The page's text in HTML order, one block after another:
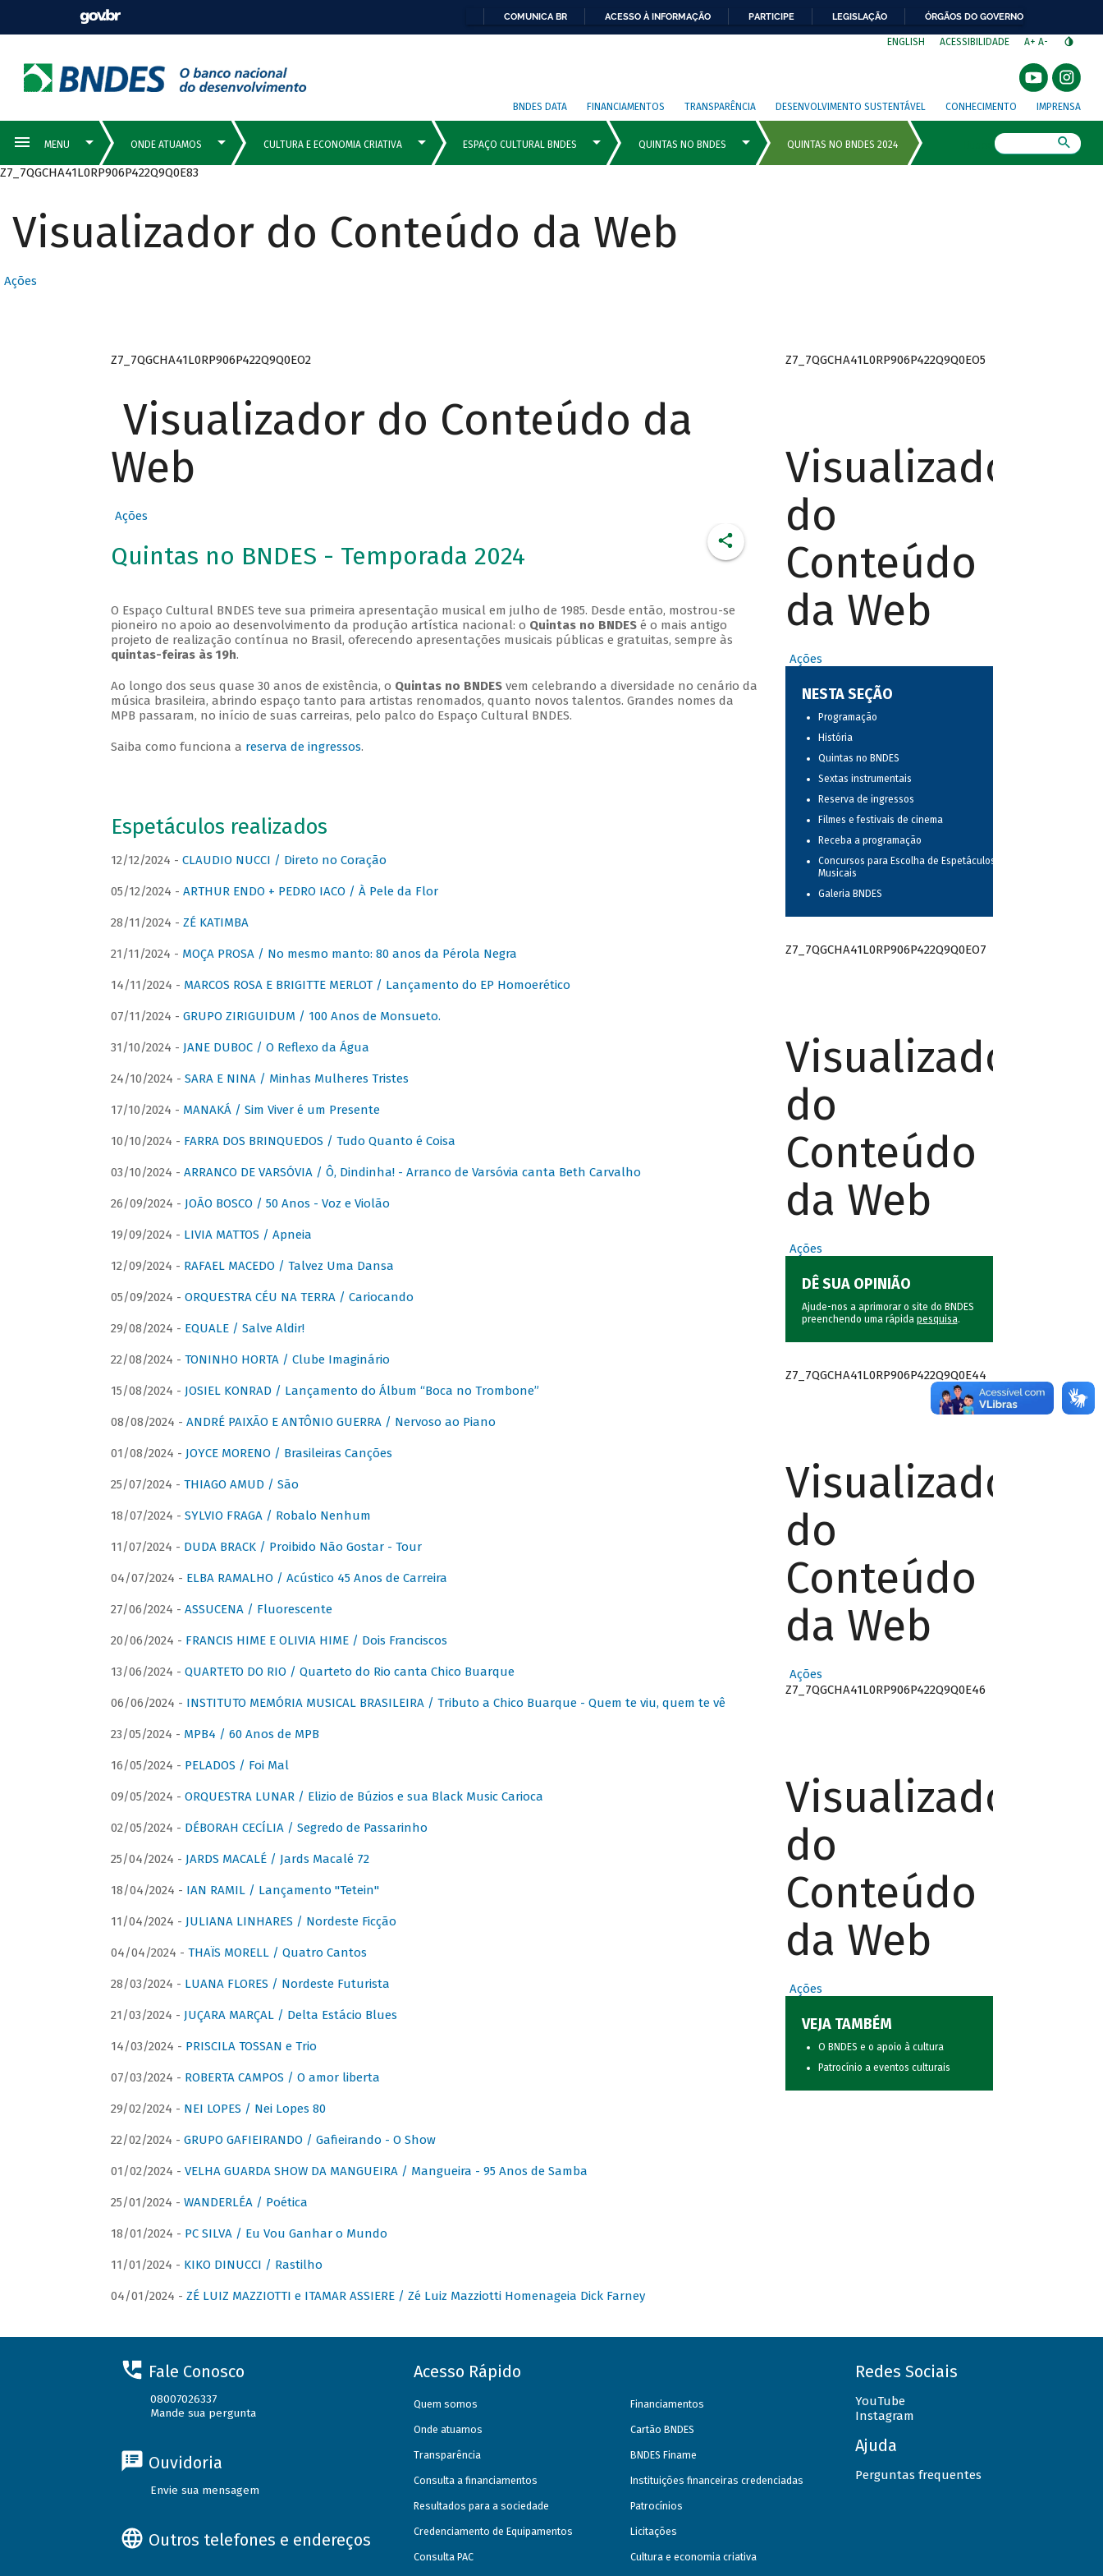
COMUNICA BR ACESSO À INFORMAÇÃO PARTICIPE LEGISLAÇÃO ÓRGÃOS DO GOVERNO
ENGLISH ACESSIBILIDADE A+ A-
BNDES DATA FINANCIAMENTOS TRANSPARÊNCIA DESENVOLVIMENTO SUSTENTÁVEL CONHECIMENTO IMPRENSA
Z7_7QGCHA41L0RP906P422Q9Q0E83
Visualizador do Conteúdo da Web
Ações
Z7_7QGCHA41L0RP906P422Q9Q0EO2
Visualizador do Conteúdo da
Web
Ações
Quintas no BNDES - Temporada 2024
O Espaço Cultural BNDES teve sua primeira apresentação musical em julho de 1985. Desde então, mostrou-se
pioneiro no apoio ao desenvolvimento da produção artística nacional: o Quintas no BNDESé o mais antigo
projeto de realização contínua no Brasil, oferecendo apresentações musicais públicas e gratuitas, sempre às
quintas-feiras às 19h.
Ao longo dos seus quase 30 anos de existência, o Quintas no BNDESvem celebrando a diversidade no cenário da
música brasileira, abrindo espaço tanto para artistas renomados, quanto novos talentos. Grandes nomes da
MPB passaram, no início de suas carreiras, pelo palco do Espaço Cultural BNDES.
Saiba como funciona a reserva de ingressos.
Espetáculos realizados
12/12/2024 - CLAUDIO NUCCI / Direto no Coração
05/12/2024 - ARTHUR ENDO + PEDRO IACO / À Pele da Flor
28/11/2024 - ZÉ KATIMBA
21/11/2024 - MOÇA PROSA / No mesmo manto: 80 anos da Pérola Negra
14/11/2024 - MARCOS ROSA E BRIGITTE MERLOT / Lançamento do EP Homoerético
07/11/2024 - GRUPO ZIRIGUIDUM / 100 Anos de Monsueto.
31/10/2024 - JANE DUBOC / O Reflexo da Água
24/10/2024 - SARA E NINA / Minhas Mulheres Tristes
17/10/2024 - MANAKÁ / Sim Viver é um Presente
10/10/2024 - FARRA DOS BRINQUEDOS / Tudo Quanto é Coisa
03/10/2024 - ARRANCO DE VARSÓVIA / Ô, Dindinha! - Arranco de Varsóvia canta Beth Carvalho
26/09/2024 - JOÃO BOSCO / 50 Anos - Voz e Violão
19/09/2024 - LIVIA MATTOS / Apneia
12/09/2024 - RAFAEL MACEDO / Talvez Uma Dansa
05/09/2024 - ORQUESTRA CÉU NA TERRA / Cariocando
29/08/2024 - EQUALE / Salve Aldir!
22/08/2024 - TONINHO HORTA / Clube Imaginário
15/08/2024 - JOSIEL KONRAD / Lançamento do Álbum “Boca no Trombone”
08/08/2024 - ANDRÉ PAIXÃO E ANTÔNIO GUERRA / Nervoso ao Piano
01/08/2024 - JOYCE MORENO / Brasileiras Canções
25/07/2024 - THIAGO AMUD / São
18/07/2024 - SYLVIO FRAGA / Robalo Nenhum
11/07/2024 - DUDA BRACK / Proibido Não Gostar - Tour
04/07/2024 - ELBA RAMALHO / Acústico 45 Anos de Carreira
27/06/2024 - ASSUCENA / Fluorescente
20/06/2024 - FRANCIS HIME E OLIVIA HIME / Dois Franciscos
13/06/2024 - QUARTETO DO RIO / Quarteto do Rio canta Chico Buarque
06/06/2024 - INSTITUTO MEMÓRIA MUSICAL BRASILEIRA / Tributo a Chico Buarque - Quem te viu, quem te vê
23/05/2024 - MPB4 / 60 Anos de MPB
16/05/2024 - PELADOS / Foi Mal
09/05/2024 - ORQUESTRA LUNAR / Elizio de Búzios e sua Black Music Carioca
02/05/2024 - DÉBORAH CECÍLIA / Segredo de Passarinho
25/04/2024 - JARDS MACALÉ / Jards Macalé 72
18/04/2024 - IAN RAMIL / Lançamento "Tetein"
11/04/2024 - JULIANA LINHARES / Nordeste Ficção
04/04/2024 - THAÏS MORELL / Quatro Cantos
28/03/2024 - LUANA FLORES / Nordeste Futurista
21/03/2024 - JUÇARA MARÇAL / Delta Estácio Blues
14/03/2024 - PRISCILA TOSSAN e Trio
07/03/2024 - ROBERTA CAMPOS / O amor liberta
29/02/2024 - NEI LOPES / Nei Lopes 80
22/02/2024 - GRUPO GAFIEIRANDO / Gafieirando - O Show
01/02/2024 - VELHA GUARDA SHOW DA MANGUEIRA / Mangueira - 95 Anos de Samba
25/01/2024 - WANDERLÉA / Poética
18/01/2024 - PC SILVA / Eu Vou Ganhar o Mundo
11/01/2024 - KIKO DINUCCI / Rastilho
04/01/2024 - ZÉ LUIZ MAZZIOTTI e ITAMAR ASSIERE / Zé Luiz Mazziotti Homenageia Dick Farney
Z7_7QGCHA41L0RP906P422Q9Q0EO5
Visualizador
do
Conteúdo
da Web
Ações
NESTA SEÇÃO
Programação
História
Quintas no BNDES
Sextas instrumentais
Reserva de ingressos
Filmes e festivais de cinema
Receba a programação
Concursos para Escolha de Espetáculos
Musicais
Galeria BNDES
Z7_7QGCHA41L0RP906P422Q9Q0EO7
Visualizador
do
Conteúdo
da Web
Ações
DÊ SUA OPINIÃO
Ajude-nos a aprimorar o site do BNDES
preenchendo uma rápida pesquisa.
Z7_7QGCHA41L0RP906P422Q9Q0E44
Visualizador
do
Conteúdo
da Web
Ações
Z7_7QGCHA41L0RP906P422Q9Q0E46
Visualizador
do
Conteúdo
da Web
Ações
VEJA TAMBÉM
O BNDES e o apoio à cultura
Patrocínio a eventos culturais
Fale Conosco
08007026337
Mande sua pergunta
Ouvidoria
Envie sua mensagem
Outros telefones e endereços
Acesso Rápido
Quem somos
Onde atuamos
Transparência
Consulta a financiamentos
Resultados para a sociedade
Credenciamento de Equipamentos
Consulta PAC
Financiamentos
Cartão BNDES
BNDES Finame
Instituições financeiras credenciadas
Patrocínios
Licitações
Cultura e economia criativa
Redes Sociais
YouTube
Instagram
Ajuda
Perguntas frequentes